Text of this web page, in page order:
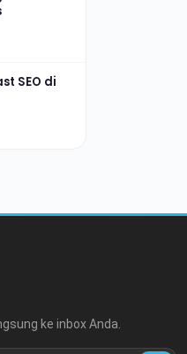
SEO di
ke inbox Anda.